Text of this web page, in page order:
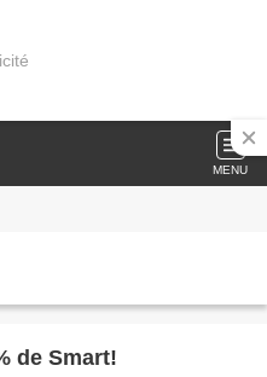
MENU
de Smart!